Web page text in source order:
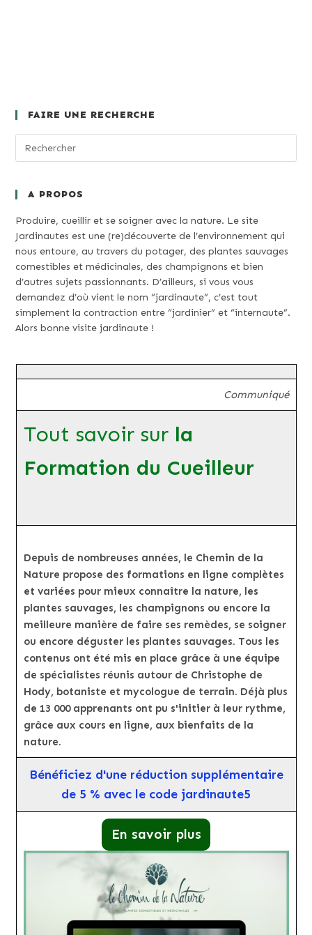
FAIRE UNE RECHERCHE
A PROPOS
Produire, cueillir et se soigner avec la nature. Le site
Jardinautes est une (re)découverte de l’environnement qui
nous entoure, au travers du potager, des plantes sauvages
comestibles et médicinales, des champignons et bien
d’autres sujets passionnants. D’ailleurs, si vous vous
demandez d’où vient le nom “jardinaute”, c’est tout
simplement la contraction entre “jardinier” et “internaute”.
Alors bonne visite jardinaute !
Communiqué
Tout savoir sur la
Formation du Cueilleur
Depuis de nombreuses années, le Chemin de la
Nature propose des formations en ligne complètes
et variées pour mieux connaître la nature, les
plantes sauvages, les champignons ou encore la
meilleure manière de faire ses remèdes, se soigner
ou encore déguster les plantes sauvages. Tous les
contenus ont été mis en place grâce à une équipe
de spécialistes réunis autour de Christophe de
Hody, botaniste et mycologue de terrain. Déjà plus
de 13 000 apprenants ont pu s'initier à leur rythme,
grâce aux cours en ligne, aux bienfaits de la
nature.
Bénéficiez d'une réduction supplémentaire
de 5 % avec le code jardinaute5
En savoir plus